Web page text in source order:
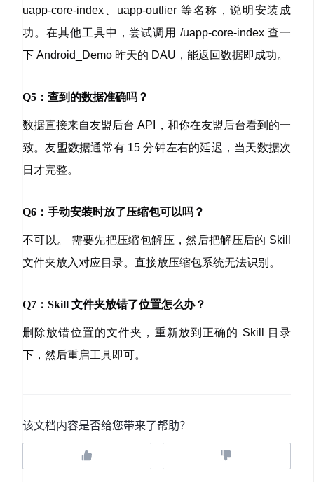
uapp-core-index、uapp-outlier 等名称，说明安装成
功。在其他工具中，尝试调用/uapp-core-index 查一
下 Android_Demo 昨天的 DAU ，能返回数据即成功。
Q5：查到的数据准确吗？
数据直接来自友盟后台 API，和你在友盟后台看到的一
致。友盟数据通常有 15 分钟左右的延迟，当天数据次
日才完整。
Q6：手动安装时放了压缩包可以吗？
不可以。 需要先把压缩包解压，然后把解压后的 Skill
文件夹放入对应目录。直接放压缩包系统无法识别。
Q7：Skill 文件夹放错了位置怎么办？
删除放错位置的文件夹，重新放到正确的 Skill 目录
下，然后重启工具即可。
该文档内容是否给您带来了帮助？